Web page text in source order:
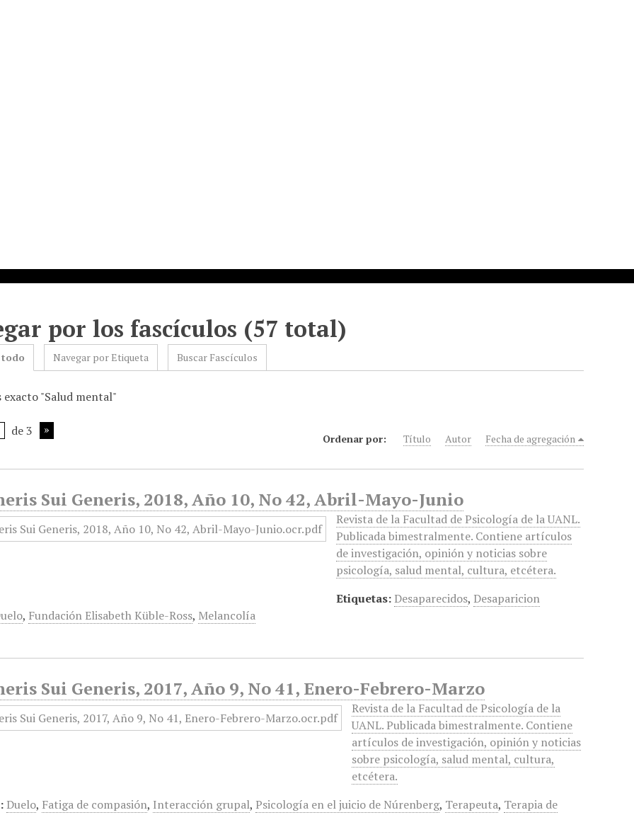
por los fascículos (57 total)
todo Navegar por Etiqueta Buscar Fascículos
exacto "Salud mental"
de 3
Ordenar por: Título Autor Fecha de agregación
Sui Generis, 2018, Año 10, No 42, Abril-Mayo-Junio
Revista de la Facultad de Psicología de la UANL.
Publicada bimestralmente. Contiene artículos
de investigación, opinión y noticias sobre
psicología, salud mental, cultura, etcétera.
Etiquetas: Desaparecidos, Desaparicion
, Fundación Elisabeth Küble-Ross, Melancolía
Sui Generis, 2017, Año 9, No 41, Enero-Febrero-Marzo
Revista de la Facultad de Psicología de la
UANL. Publicada bimestralmente. Contiene
artículos de investigación, opinión y noticias
sobre psicología, salud mental, cultura,
etcétera.
Duelo, Fatiga de compasión, Interacción grupal, Psicología en el juicio de Núrenberg, Terapeuta, Terapia de